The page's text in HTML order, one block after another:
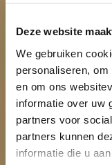
Deze website
We gebruiken
personaliseren,
en om ons
informatie over uw
partners voor
partners kunnen
informatie die u